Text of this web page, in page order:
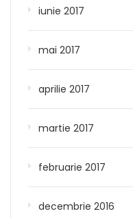
iunie 2017
mai 2017
aprilie 2017
martie 2017
februarie 2017
decembrie 2016